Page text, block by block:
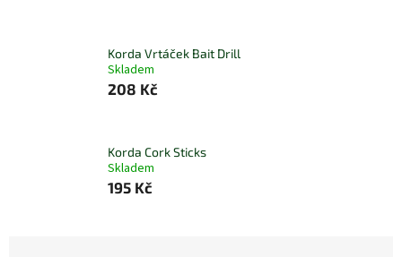
Korda Vrtáček Bait Drill
Skladem
208 Kč
Korda Cork Sticks
Skladem
195 Kč